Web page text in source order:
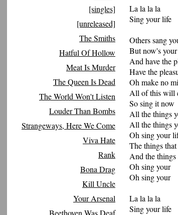
[singles]
[unreleased]
The Smiths
Hatful Of Hollow
Meat Is Murder
The Queen Is Dead
The World Won't Listen
Louder Than Bombs
Strangeways, Here We Come
Viva Hate
Rank
Bona Drag
Kill Uncle
Your Arsenal
Beethoven Was Deaf
La la la la
Sing your life
Others sang
But now's
And have the
Have the
Oh make no
All of this will
So sing it now
All the things
All the things
Oh sing your
The things
And the
Oh sing your
Oh sing your
La la la la
Sing your life